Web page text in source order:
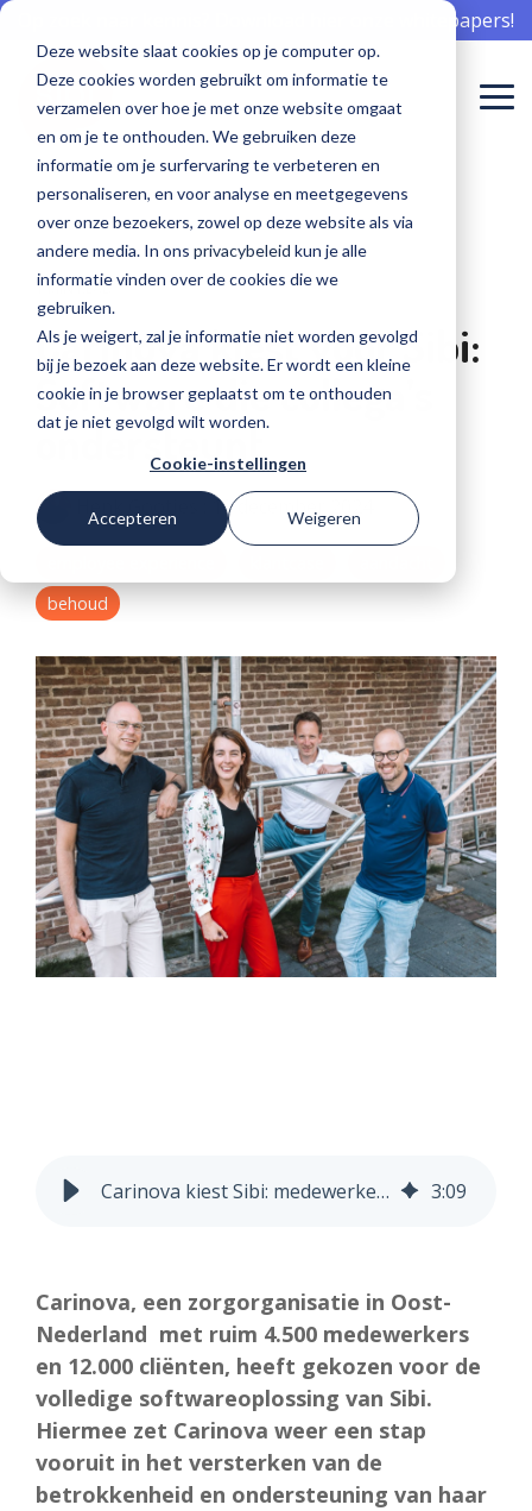
Deze website slaat cookies op je computer op.
Deze cookies worden gebruikt om informatie te
verzamelen over hoe je met onze website omgaat
en om je te onthouden. We gebruiken deze
informatie om je surfervaring te verbeteren en
personaliseren, en voor analyse en meetgegevens
over onze bezoekers, zowel op deze website als via
andere media. In ons privacybeleid kun je alle
informatie vinden over de cookies die we
gebruiken.
Als je weigert, zal je informatie niet worden gevolgd
bij je bezoek aan deze website. Er wordt een kleine
cookie in je browser geplaatst om te onthouden
dat je niet gevolgd wilt worden.
Cookie-instellingen
Accepteren Weigeren
Skip
main
content.
Op zoek naar kennis? Download hier onze whitepapers!
Software voor onboarding
De beste onboarding begint hier
Sociaal intranet
Hét intranet, specifiek voor de zorg
Software voor een modern MTO
Software voor offboarding
Haal het goud op en creëer ambassadeurs
Software voor engagement
Bereik zorgprofessionals écht
Meepraten
over
software
voor de
experience?
COMMUNITY
Communicatie professional
Bereik zorgprofessionals met aandacht
HR professional
Op naar de beste employee experience
ICT professional
Veilig en vertrouwd innovatie toepassen
Recruiter
Voorkom vroegtijdige uitstroom in de zorg
Sibi is er voor...
Verpleging, Verzorging en
Ziekenhuiszorg
Gehandicaptenzorg
Aan de slag
met
software
voor
DEMO
AANVRAGEN
Events
Kom langs en leer van elkaar
Blogs
Interessante kennis over het behoud van medewerkers
Whitepapers
Gebruik kennis in jouw organisatie
Workshops
Aan de slag met de perfecte employee experience
Meepraten
over
software
voor de
experience?
COMMUNITY
Waarom Sibi
De zorg nu en in de toekomst beschikbaar houden
Cases
Succesverhalen van onze klanten
Team
Welke knappe koppen werken bij Sibi
Werken bij Sibi
Help ons mee, maak ook impact voor de zorg
Nieuwsberichten
Sibi in het nieuws
1 MIN READ
Carinova kiest voor Sibi:
Software die collega’s
ondersteunt
Henk Gootjes 10 december 2024
behoud
Carinova kiest Sibi: medewerkerstevredenheid software zorg 3:09
Carinova, een zorgorganisatie in Oost-
Nederland met ruim 4.500 medewerkers
en 12.000 cliënten, heeft gekozen voor de
volledige softwareoplossing van Sibi.
Hiermee zet Carinova weer een stap
vooruit in het versterken van de
betrokkenheid en ondersteuning van haar